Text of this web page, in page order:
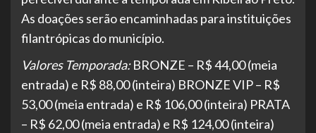
As doações serão encaminhadas para instituições
filantrópicas do município.
Valores Temporada:BRONZE – R$ 44,00 (meia
entrada) e R$ 88,00 (inteira) BRONZE VIP – R$
53,00 (meia entrada) e R$ 106,00 (inteira) PRATA
– R$ 62,00 (meia entrada) e R$ 124,00 (inteira)